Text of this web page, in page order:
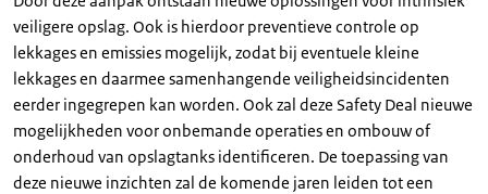
veiligere opslag. Ook is hierdoor preventieve controle op
lekkages en emissies mogelijk, zodat bij eventuele kleine
lekkages en daarmee samenhangende veiligheidsincidenten
eerder ingegrepen kan worden. Ook zal deze Safety Deal nieuwe
mogelijkheden voor onbemande operaties en ombouw of
onderhoud van opslagtanks identificeren. De toepassing van
deze nieuwe inzichten zal de komende jaren leiden tot een